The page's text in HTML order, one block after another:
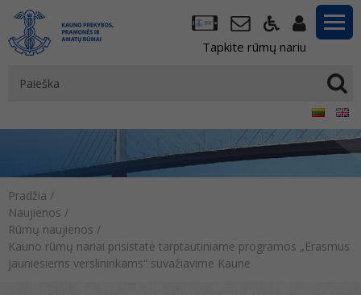
Tapkite rūmų nariu
Pradžia /
Naujienos /
Rūmų naujienos /
Kauno rūmų nariai prisistatė tarptautiniame programos „Erasmus
jauniesiems verslininkams“ suvažiavime Kaune